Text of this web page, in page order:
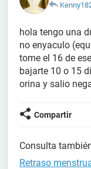
hola tengo una
no enyaculo
tome el 16 de
bajarte 10 o 15
orina y salio
Compartir
Consulta
Retraso